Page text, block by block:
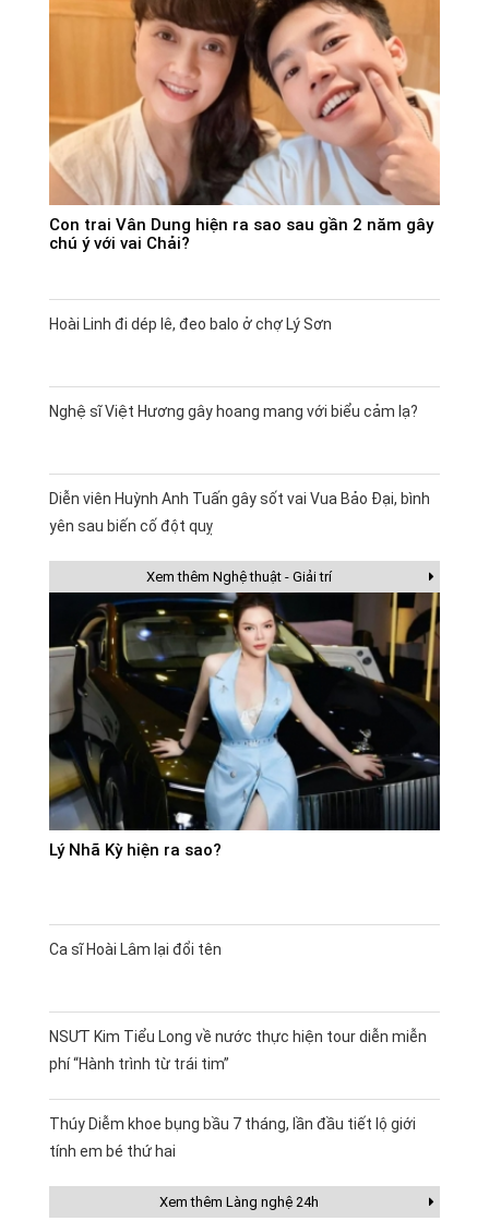
Con trai Vân Dung hiện ra sao sau gần 2 năm gây
chú ý với vai Chải?
Hoài Linh đi dép lê, đeo balo ở chợ Lý Sơn
Nghệ sĩ Việt Hương gây hoang mang với biểu cảm lạ?
Diễn viên Huỳnh Anh Tuấn gây sốt vai Vua Bảo Đại, bình
yên sau biến cố đột quỵ
Xem thêm Nghệ thuật - Giải trí
Lý Nhã Kỳ hiện ra sao?
Ca sĩ Hoài Lâm lại đổi tên
NSƯT Kim Tiểu Long về nước thực hiện tour diễn miễn
phí “Hành trình từ trái tim”
Thúy Diễm khoe bụng bầu 7 tháng, lần đầu tiết lộ giới
tính em bé thứ hai
Xem thêm Làng nghệ 24h